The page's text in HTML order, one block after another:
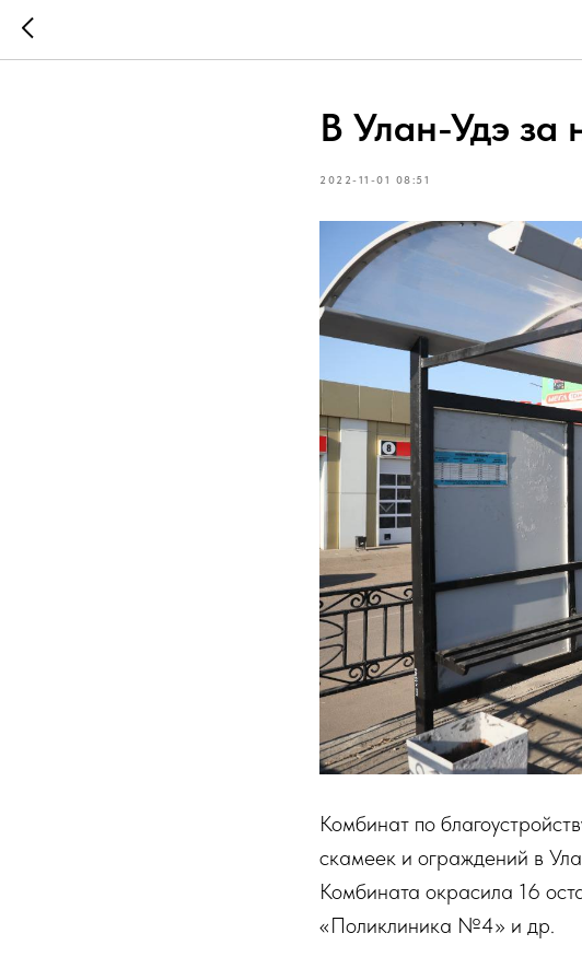
В Улан-Удэ за
2022-11-01 08:51
Комбинат по
скамеек и ограждений в
Комбината окрасила 16
«Поликлиника №4» и др.